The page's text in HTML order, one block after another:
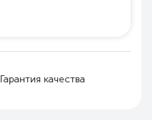
Гарантия качества